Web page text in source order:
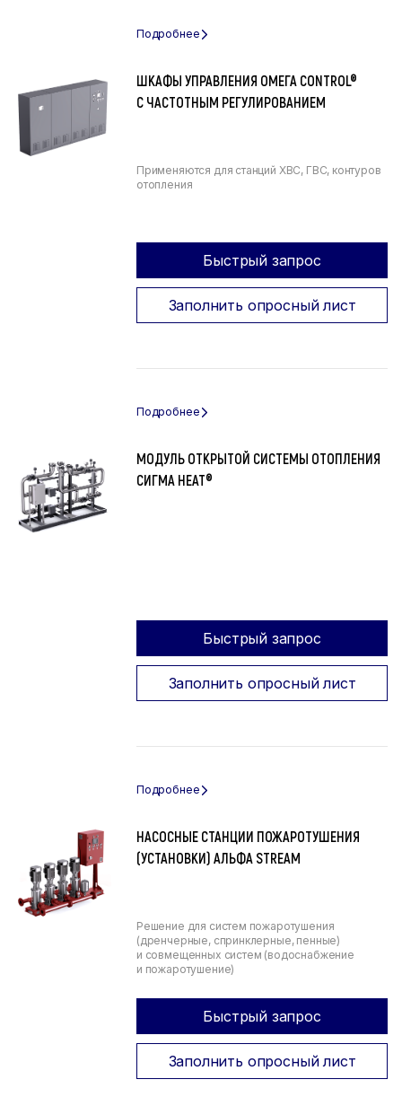
ШКАФЫ УПРАВЛЕНИЯ ОМЕГА CONTROL®
С ЧАСТОТНЫМ РЕГУЛИРОВАНИЕМ
Применяются для станций ХВС, ГВС, контуров
отопления
Быстрый запрос
Заполнить опросный лист
МОДУЛЬ ОТКРЫТОЙ СИСТЕМЫ ОТОПЛЕНИЯ
СИГМА HEAT®
Быстрый запрос
Заполнить опросный лист
НАСОСНЫЕ СТАНЦИИ ПОЖАРОТУШЕНИЯ
(УСТАНОВКИ) АЛЬФА STREAM
Решение для систем пожаротушения
(дренчерные, спринклерные, пенные)
и совмещенных систем (водоснабжение
и пожаротушение)
Быстрый запрос
Заполнить опросный лист